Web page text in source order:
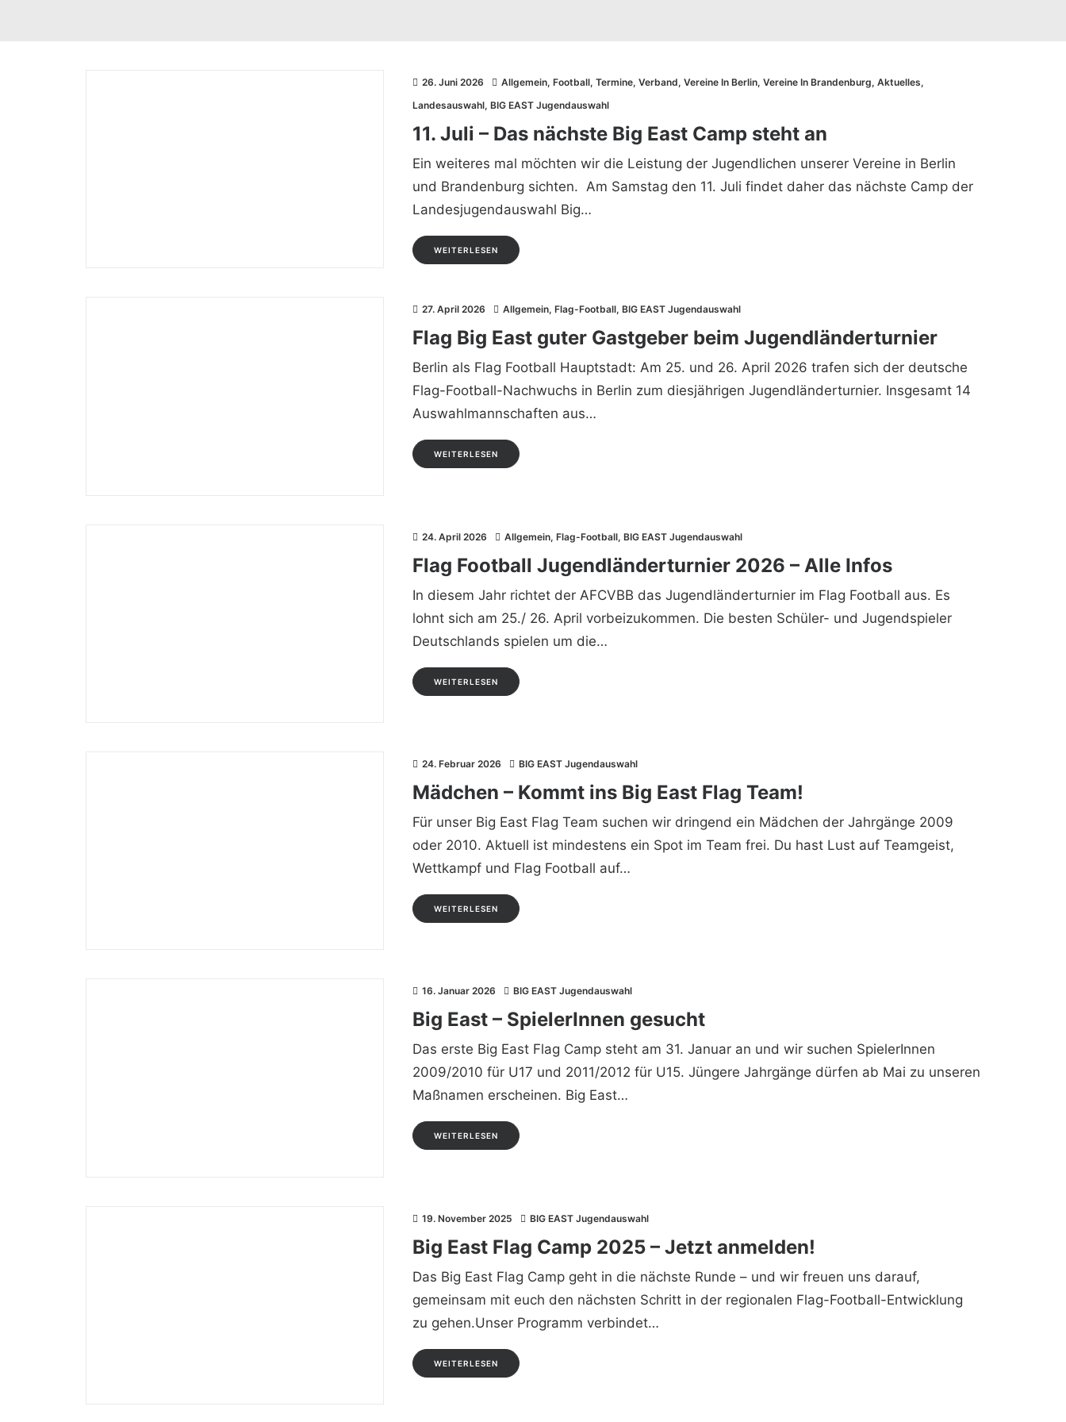
26. Juni 2026 Allgemein, Football, Termine, Verband, Vereine In Berlin, Vereine In Brandenburg, Aktuelles,
Landesauswahl, BIG EAST Jugendauswahl
11. Juli – Das nächste Big East Camp steht an
Ein weiteres mal möchten wir die Leistung der Jugendlichen unserer Vereine in Berlin
und Brandenburg sichten. Am Samstag den 11. Juli findet daher das nächste Camp der
Landesjugendauswahl Big…
WEITERLESEN
27. April 2026 Allgemein, Flag-Football, BIG EAST Jugendauswahl
Flag Big East guter Gastgeber beim Jugendländerturnier
Berlin als Flag Football Hauptstadt: Am 25. und 26. April 2026 trafen sich der deutsche
Flag-Football-Nachwuchs in Berlin zum diesjährigen Jugendländerturnier. Insgesamt 14
Auswahlmannschaften aus…
WEITERLESEN
24. April 2026 Allgemein, Flag-Football, BIG EAST Jugendauswahl
Flag Football Jugendländerturnier 2026 – Alle Infos
In diesem Jahr richtet der AFCVBB das Jugendländerturnier im Flag Football aus. Es
lohnt sich am 25./ 26. April vorbeizukommen. Die besten Schüler- und Jugendspieler
Deutschlands spielen um die…
WEITERLESEN
24. Februar 2026 BIG EAST Jugendauswahl
Mädchen – Kommt ins Big East Flag Team!
Für unser Big East Flag Team suchen wir dringend ein Mädchen der Jahrgänge 2009
oder 2010. Aktuell ist mindestens ein Spot im Team frei. Du hast Lust auf Teamgeist,
Wettkampf und Flag Football auf…
WEITERLESEN
16. Januar 2026 BIG EAST Jugendauswahl
Big East – SpielerInnen gesucht
Das erste Big East Flag Camp steht am 31. Januar an und wir suchen SpielerInnen
2009/2010 für U17 und 2011/2012 für U15. Jüngere Jahrgänge dürfen ab Mai zu unseren
Maßnamen erscheinen. Big East…
WEITERLESEN
19. November 2025 BIG EAST Jugendauswahl
Big East Flag Camp 2025 – Jetzt anmelden!
Das Big East Flag Camp geht in die nächste Runde – und wir freuen uns darauf,
gemeinsam mit euch den nächsten Schritt in der regionalen Flag-Football-Entwicklung
zu gehen.Unser Programm verbindet…
WEITERLESEN